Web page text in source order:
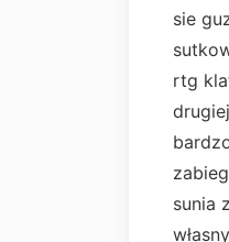
sie
rtg
sunia